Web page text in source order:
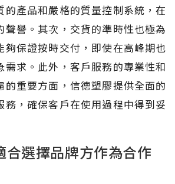
的產品和嚴格的質量控制系統，在
聲譽。其次，交貨的準時性也極為
夠保證按時交付，即使在高峰期也
需求。此外，客戶服務的專業性和
的重要方面，信德塑膠提供全面的
務，確保客戶在使用過程中得到妥
合選擇品牌方作為合作